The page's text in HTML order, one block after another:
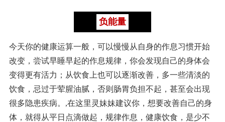
负能量
今天你的健康运算一般，可以慢慢从自身的作息习惯开始
改变，尝试早睡早起的作息规律，你会发现自己的身体会
变得更有活力；从饮食上也可以逐渐改善，多一些清淡的
饮食，忌过于荤腥油腻，否则肠胃负担不起，甚至会出现
很多隐患疾病。,在这里灵妹妹建议你，想要改善自己的身
体，就得从平日点滴做起，规律作息，健康饮食，是少不